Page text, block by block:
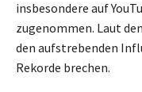
insbesondere auf
zugenommen. Laut
den aufstrebenden
Rekorde brechen.